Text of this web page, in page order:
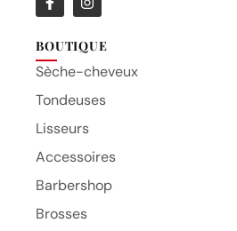
BOUTIQUE
Sèche-cheveux
Tondeuses
Lisseurs
Accessoires
Barbershop
Brosses